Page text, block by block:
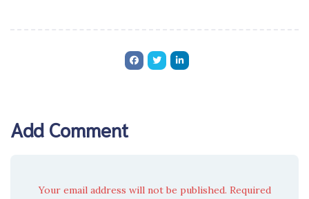
Add Comment
Your email address will not be published. Required